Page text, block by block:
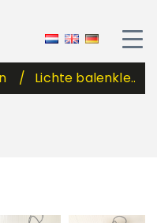
Lichte balenkle..